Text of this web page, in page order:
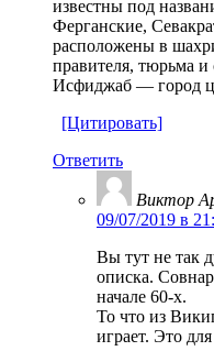
известны под
Ферганские,
расположены в
правителя, тюрьма
Исфиджаб — город
[Цитировать]
Ответить
Виктор
09/07/2019 в
Вы тут не так
описка.
начале 60-х.
То что из
играет. Это